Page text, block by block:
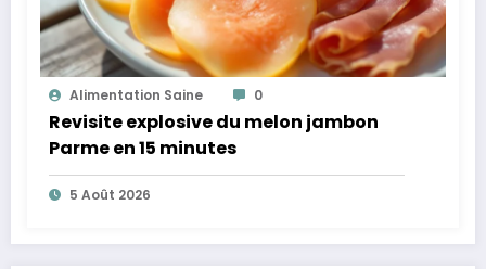
Alimentation Saine 0
Revisite explosive du melon jambon
Parme en 15 minutes
5 Août 2026